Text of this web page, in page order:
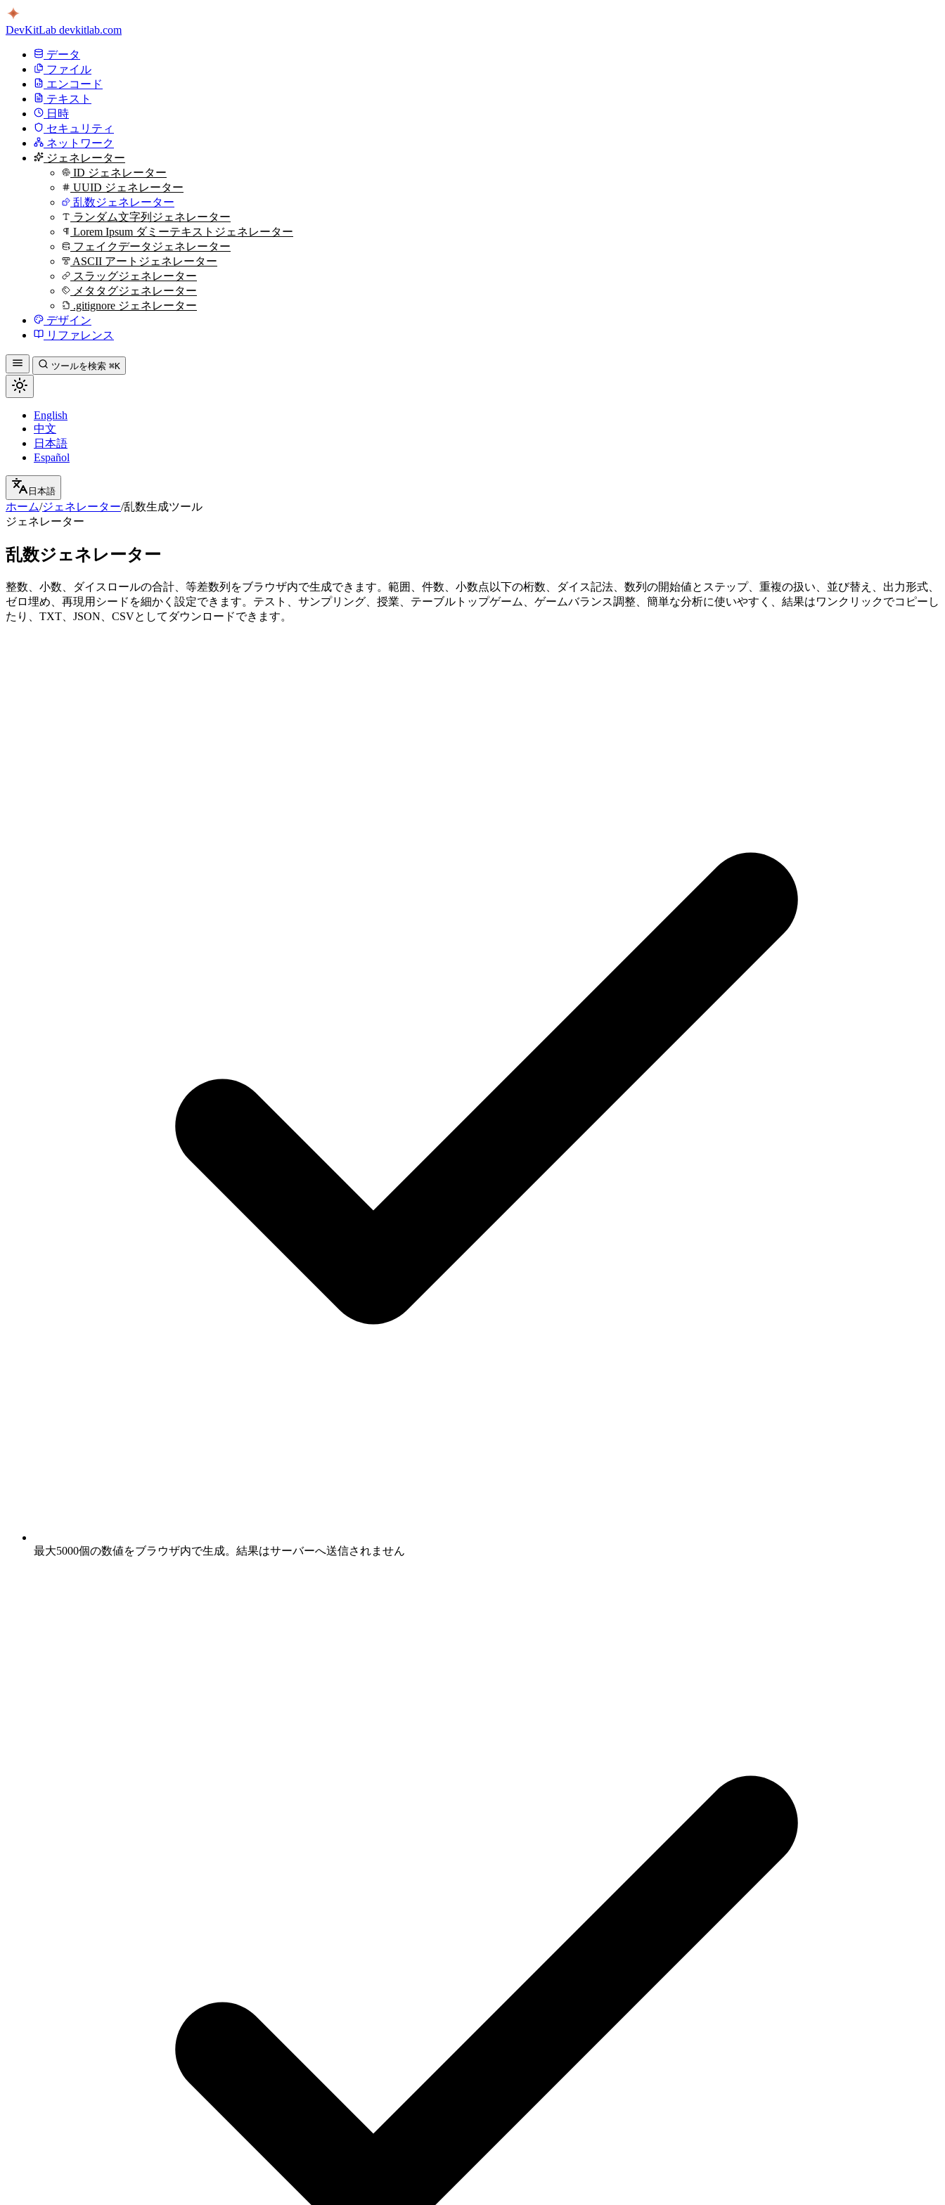
DevKitLab devkitlab.com
データ
ファイル
エンコード
テキスト
日時
セキュリティ
ネットワーク
ジェネレーター
ID ジェネレーター
UUID ジェネレーター
乱数ジェネレーター
ランダム文字列ジェネレーター
Lorem Ipsum ダミーテキストジェネレーター
フェイクデータジェネレーター
ASCII アートジェネレーター
スラッグジェネレーター
メタタグジェネレーター
.gitignore ジェネレーター
デザイン
リファレンス
ツールを検索 ⌘K
English
中文
日本語
Español
日本語
ホーム/ジェネレーター/乱数生成ツール
ジェネレーター
乱数ジェネレーター
整数、小数、ダイスロールの合計、等差数列をブラウザ内で生成できます。範囲、件数、小数点以下の桁数、ダイス記法、数列の開始値とステップ、重複の扱い、並び替え、出力形式、
ゼロ埋め、再現用シードを細かく設定できます。テスト、サンプリング、授業、テーブルトップゲーム、ゲームバランス調整、簡単な分析に使いやすく、結果はワンクリックでコピーし
たり、TXT、JSON、CSVとしてダウンロードできます。
最大5000個の数値をブラウザ内で生成。結果はサーバーへ送信されません